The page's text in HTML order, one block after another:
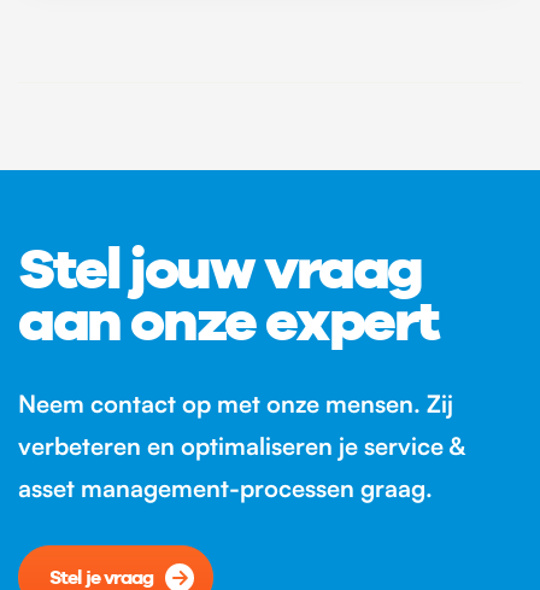
Stel jouw vraag
aan onze expert
Neem contact op met onze mensen. Zij
verbeteren en optimaliseren je service &
asset management-processen graag.
Stel je vraag